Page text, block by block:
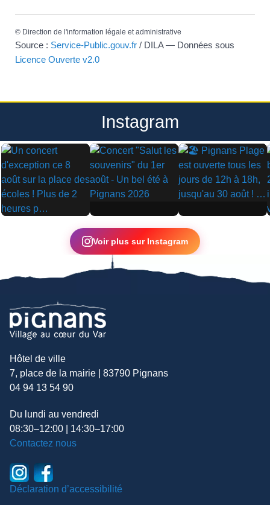
© Direction de l'information légale et administrative
Source : Service-Public.gouv.fr / DILA — Données sous
Licence Ouverte v2.0
Instagram
▶
▶ ▶
Voir plus sur Instagram
Hôtel de ville
7, place de la mairie | 83790 Pignans
04 94 13 54 90
Du lundi au vendredi
08:30–12:00 | 14:30–17:00
Contactez nous
Déclaration d’accessibilité